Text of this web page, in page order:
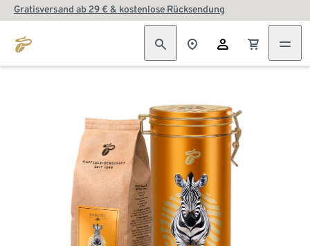
Gratisversand ab 29 € & kostenlose Rücksendung